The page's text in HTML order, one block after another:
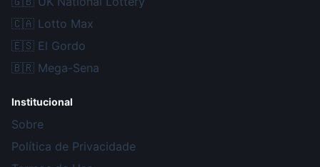
🇨🇦 Lotto Max
🇪🇸 El Gordo
🇧🇷 Mega-Sena
Institucional
Sobre
Política de Privacidade